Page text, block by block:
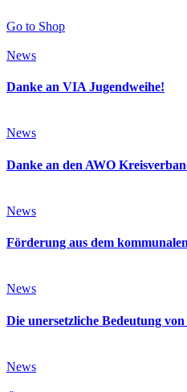
Go to Shop
News
Danke an VIA Jugendweihe!
News
Danke an den AWO
News
Förderung aus dem
News
Die unersetzliche Bedeutung
News